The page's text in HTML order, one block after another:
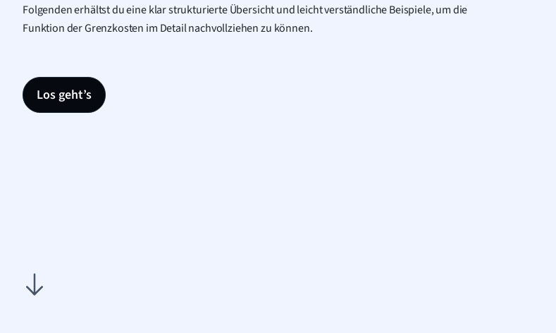
Folgenden erhältst du eine klar strukturierte Übersicht und leicht verständliche Beispiele, um die
Funktion der Grenzkosten im Detail nachvollziehen zu können.
Los geht’s